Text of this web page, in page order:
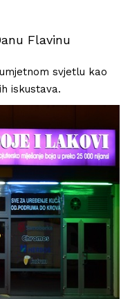
Flavinu
svjetlu kao
iskustava.